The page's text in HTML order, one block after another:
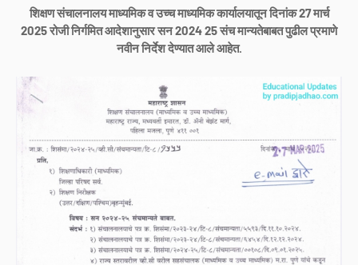
शिक्षण संचालनालय माध्यमिक व उच्च माध्यमिक कार्यालयातून दिनांक 27 मार्च
2025 रोजी निर्गमित आदेशानुसार सन 2024 25 संच मान्यतेबाबत पुढील प्रमाणे
नवीन निर्देश देण्यात आले आहेत.